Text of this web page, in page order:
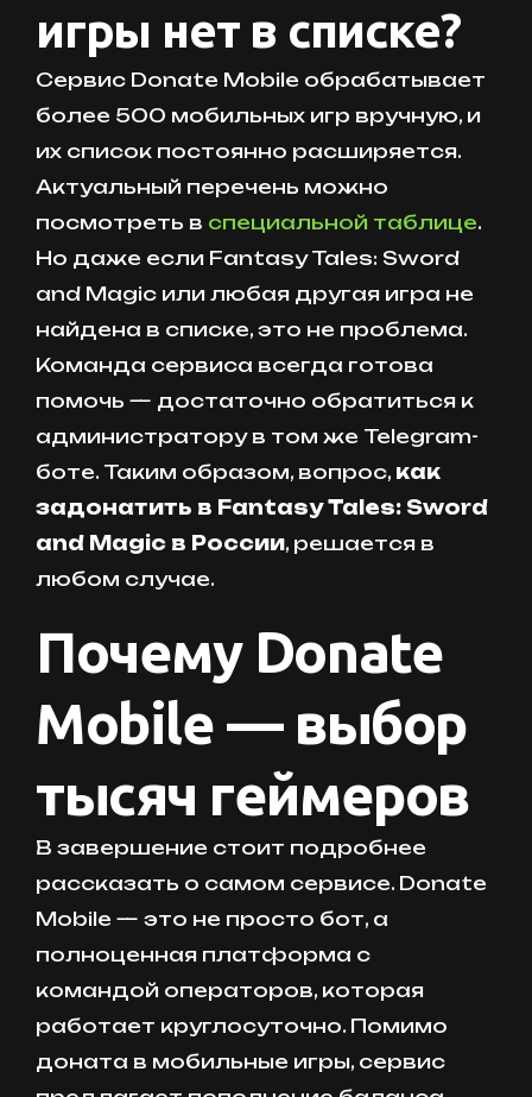
игры нет в списке?
Сервис Donate Mobile обрабатывает
более 500 мобильных игр вручную, и
их список постоянно расширяется.
Актуальный перечень можно
посмотреть в специальной таблице.
Но даже если Fantasy Tales: Sword
and Magic или любая другая игра не
найдена в списке, это не проблема.
Команда сервиса всегда готова
помочь — достаточно обратиться к
администратору в том же Telegram-
боте. Таким образом, вопрос, как
задонатить в Fantasy Tales: Sword
and Magic в России, решается в
любом случае.
Почему Donate
Mobile — выбор
тысяч геймеров
В завершение стоит подробнее
рассказать о самом сервисе. Donate
Mobile — это не просто бот, а
полноценная платформа с
командой операторов, которая
работает круглосуточно. Помимо
доната в мобильные игры, сервис